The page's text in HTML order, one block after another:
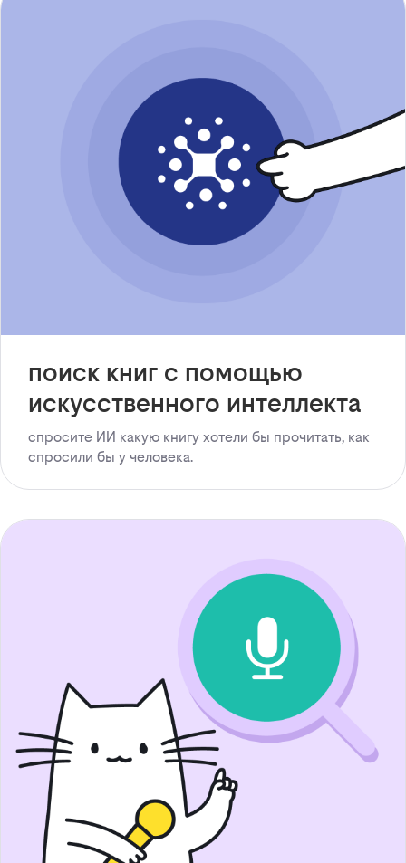
поиск книг с помощью
искусственного интеллекта
спросите ИИ какую книгу хотели бы прочитать, как
спросили бы у человека.